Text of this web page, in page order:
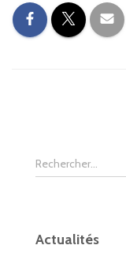
R
e
r
Rechercher…
Actualités